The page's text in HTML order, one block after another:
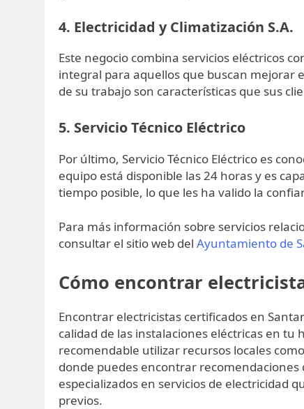
4. Electricidad y Climatización S.A.
Este negocio combina servicios eléctricos
integral para aquellos que buscan mejorar
de su trabajo son características que sus
5. Servicio Técnico Eléctrico
Por último, Servicio Técnico Eléctrico es
equipo está disponible las 24 horas y es
tiempo posible, lo que les ha valido la
Para más información sobre servicios
consultar el sitio web del Ayuntamiento de
Cómo encontrar
Encontrar electricistas certificados en
calidad de las instalaciones eléctricas en
recomendable utilizar recursos locales
donde puedes encontrar
especializados en servicios de electricidad
previos.